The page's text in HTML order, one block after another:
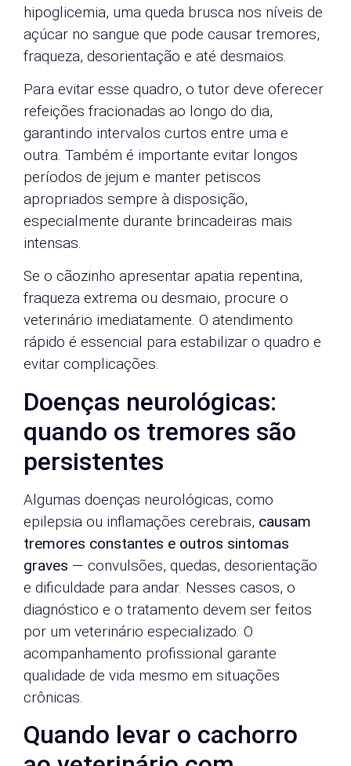
hipoglicemia, uma queda brusca nos níveis de
açúcar no sangue que pode causar tremores,
fraqueza, desorientação e até desmaios.
Para evitar esse quadro, o tutor deve oferecer
refeições fracionadas ao longo do dia,
garantindo intervalos curtos entre uma e
outra. Também é importante evitar longos
períodos de jejum e manter petiscos
apropriados sempre à disposição,
especialmente durante brincadeiras mais
intensas.
Se o cãozinho apresentar apatia repentina,
fraqueza extrema ou desmaio, procure o
veterinário imediatamente. O atendimento
rápido é essencial para estabilizar o quadro e
evitar complicações.
Doenças neurológicas:
quando os tremores são
persistentes
Algumas doenças neurológicas, como
epilepsia ou inflamações cerebrais, causam
tremores constantes e outros sintomas
graves — convulsões, quedas, desorientação
e dificuldade para andar. Nesses casos, o
diagnóstico e o tratamento devem ser feitos
por um veterinário especializado. O
acompanhamento profissional garante
qualidade de vida mesmo em situações
crônicas.
Quando levar o cachorro